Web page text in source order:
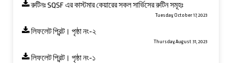
রুটিনঃ SQSF এর কাস্টমার কেয়ারের সকল সার্ভিসের রুটিন সমূহঃ
Tuesday, October 17, 2023
লিফলেট প্রিন্ট। পৃষ্ঠা নং-২
Thursday, August 31, 2023
লিফলেট প্রিন্ট। পৃষ্ঠা নং-১